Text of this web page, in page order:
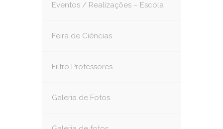
Eventos / Realizações – Escola
Feira de Ciências
Filtro Professores
Galeria de Fotos